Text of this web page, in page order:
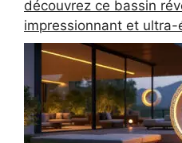
découvrez ce bassin
impressionnant et ultra-